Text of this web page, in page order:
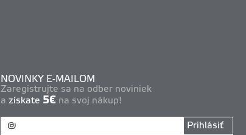
NOVINKY E-MAILOM
Zaregistrujte sa na odber noviniek
a získate 5€ na svoj nákup!
Prihlásiť